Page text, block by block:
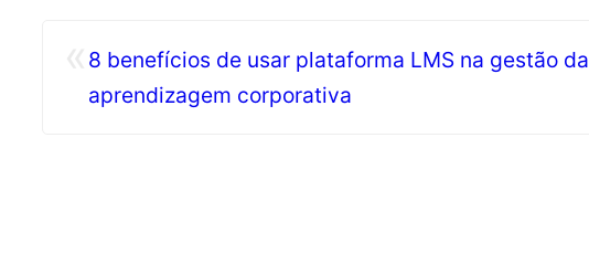
8 benefícios de usar plataforma LMS na gestão da
aprendizagem corporativa